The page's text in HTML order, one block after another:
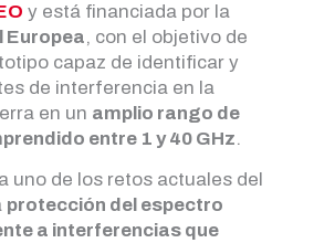
y está financiada por la
Europea, con el objetivo de
capaz de identificar y
de interferencia en la
en un amplio rango de
entre 1 y 40 GHz.
uno de los retos actuales del
protección del espectro
a interferencias que